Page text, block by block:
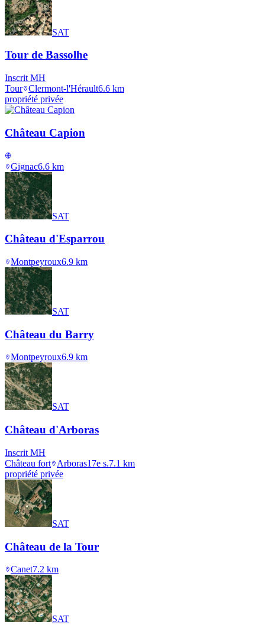
SAT
Tour de Bassolhe
Inscrit MH
Tour Clermont-l'Hérault6.6 km
propriété privée
Château Capion
Gignac6.6 km
SAT
Château d'Esparrou
Montpeyroux6.9 km
SAT
Château du Barry
Montpeyroux6.9 km
SAT
Château d'Arboras
Inscrit MH
Château fort
Arboras17e s.7.1 km
propriété privée
SAT
Château de la Tour
Canet7.2 km
SAT